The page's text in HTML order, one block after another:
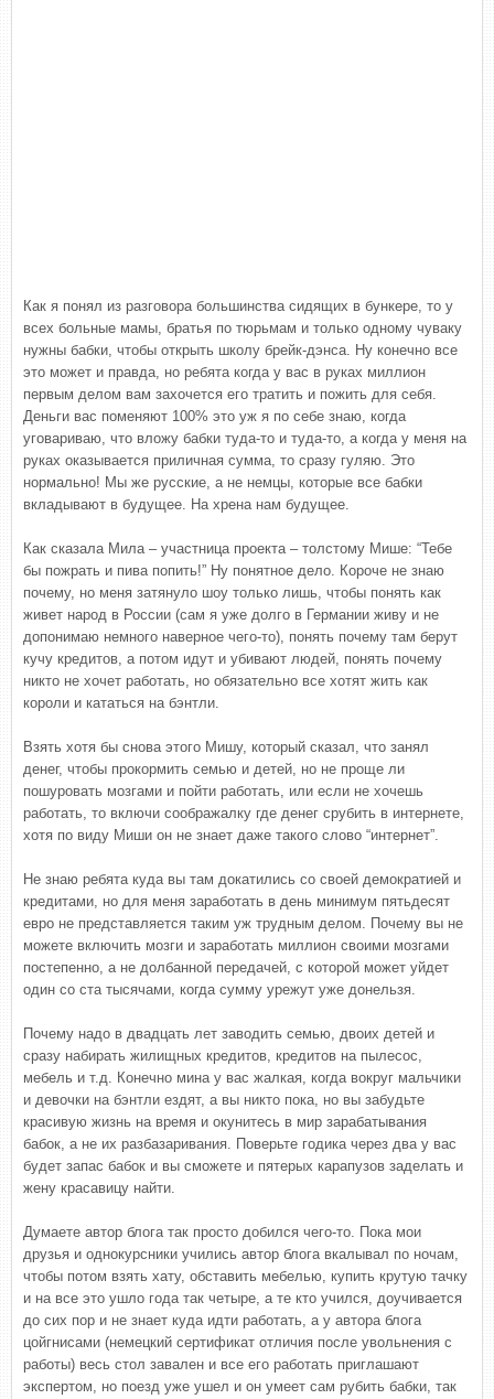
Как я понял из разговора большинства сидящих в бункере, то у
всех больные мамы, братья по тюрьмам и только одному чуваку
нужны бабки, чтобы открыть школу брейк-дэнса. Ну конечно все
это может и правда, но ребята когда у вас в руках миллион
первым делом вам захочется его тратить и пожить для себя.
Деньги вас поменяют 100% это уж я по себе знаю, когда
уговариваю, что вложу бабки туда-то и туда-то, а когда у меня на
руках оказывается приличная сумма, то сразу гуляю. Это
нормально! Мы же русские, а не немцы, которые все бабки
вкладывают в будущее. На хрена нам будущее.
Как сказала Мила – участница проекта – толстому Мише: “Тебе
бы пожрать и пива попить!” Ну понятное дело. Короче не знаю
почему, но меня затянуло шоу только лишь, чтобы понять как
живет народ в России (сам я уже долго в Германии живу и не
допонимаю немного наверное чего-то), понять почему там берут
кучу кредитов, а потом идут и убивают людей, понять почему
никто не хочет работать, но обязательно все хотят жить как
короли и кататься на бэнтли.
Взять хотя бы снова этого Мишу, который сказал, что занял
денег, чтобы прокормить семью и детей, но не проще ли
пошуровать мозгами и пойти работать, или если не хочешь
работать, то включи соображалку где денег срубить в интернете,
хотя по виду Миши он не знает даже такого слово “интернет”.
Не знаю ребята куда вы там докатились со своей демократией и
кредитами, но для меня заработать в день минимум пятьдесят
евро не представляется таким уж трудным делом. Почему вы не
можете включить мозги и заработать миллион своими мозгами
постепенно, а не долбанной передачей, с которой может уйдет
один со ста тысячами, когда сумму урежут уже донельзя.
Почему надо в двадцать лет заводить семью, двоих детей и
сразу набирать жилищных кредитов, кредитов на пылесос,
мебель и т.д. Конечно мина у вас жалкая, когда вокруг мальчики
и девочки на бэнтли ездят, а вы никто пока, но вы забудьте
красивую жизнь на время и окунитесь в мир зарабатывания
бабок, а не их разбазаривания. Поверьте годика через два у вас
будет запас бабок и вы сможете и пятерых карапузов заделать и
жену красавицу найти.
Думаете автор блога так просто добился чего-то. Пока мои
друзья и однокурсники учились автор блога вкалывал по ночам,
чтобы потом взять хату, обставить мебелью, купить крутую тачку
и на все это ушло года так четыре, а те кто учился, доучивается
до сих пор и не знает куда идти работать, а у автора блога
цойгнисами (немецкий сертификат отличия после увольнения с
работы) весь стол завален и все его работать приглашают
экспертом, но поезд уже ушел и он умеет сам рубить бабки, так